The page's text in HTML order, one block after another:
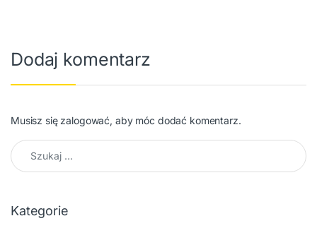
Dodaj komentarz
Musisz się zalogować, aby móc dodać komentarz.
Szukaj:
Kategorie